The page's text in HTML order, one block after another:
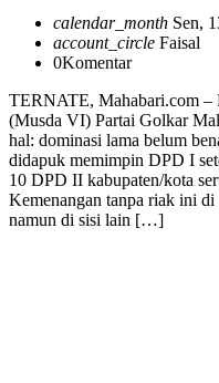
calendar_month Sen,
account_circle Faisal
0Komentar
TERNATE, Mahabari.com –
(Musda VI) Partai Golkar
hal: dominasi lama belum
didapuk memimpin DPD I
10 DPD II kabupaten/kota
Kemenangan tanpa riak ini
namun di sisi lain […]